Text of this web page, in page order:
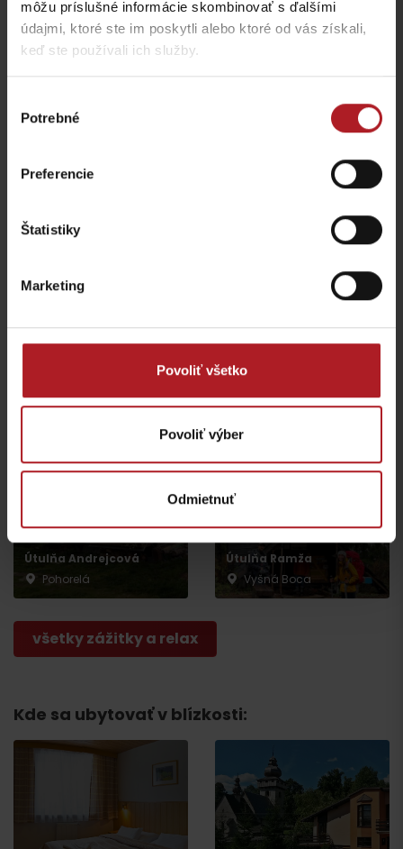
môžu príslušné informácie skombinovať s ďalšími
údajmi, ktoré ste im poskytli alebo ktoré od vás získali,
keď ste používali ich služby.
súhlasu
Potrebné
Preferencie
Štatistiky
Marketing
Povoliť všetko
Povoliť výber
Odmietnuť
Aktivity a relax v gh blízkosti:
Donovaly, Koliba Goral –
Pramene v Kúpeľoch
Liptovská Osada
Vyšná Boca
Veľká Fatra, Horský
hotel Kráľova studňa –
ebike nabíjacia stanica
Dolný Harmanec
Útulňa Andrejcová
Pohorelá
Útulňa Ramža
Vyšná Boca
všetky zážitky a relax
Kde sa ubytovať v blízkosti:
Odchod